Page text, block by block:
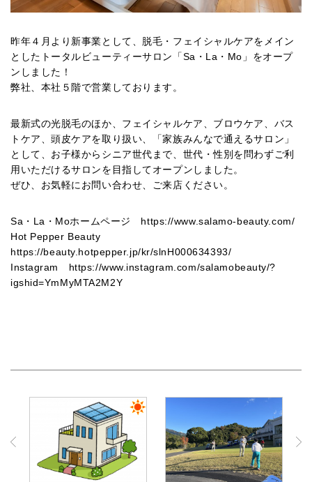
昨年４月より新事業として、脱毛・フェイシャルケアをメイン
としたトータルビューティーサロン「Sa・La・Mo」をオープ
ンしました！
弊社、本社５階で営業しております。
最新式の光脱毛のほか、フェイシャルケア、ブロウケア、バス
トケア、頭皮ケアを取り扱い、「家族みんなで通えるサロン」
として、お子様からシニア世代まで、世代・性別を問わずご利
用いただけるサロンを目指してオープンしました。
ぜひ、お気軽にお問い合わせ、ご来店ください。
Sa・La・Moホームページ https://www.salamo-beauty.com/
Hot Pepper Beauty
https://beauty.hotpepper.jp/kr/slnH000634393/
Instagram https://www.instagram.com/salamobeauty/?
igshid=YmMyMTA2M2Y